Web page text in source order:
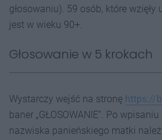
głosowaniu). 59 osób, które wzięły
jest w wieku 90+.
Głosowanie w 5 krokach
Wystarczy wejść na stronę https://
baner „GŁOSOWANIE”. Po
nazwiska panieńskiego matki